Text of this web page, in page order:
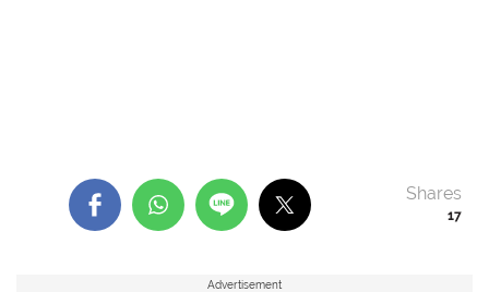
17
Shares
Advertisement